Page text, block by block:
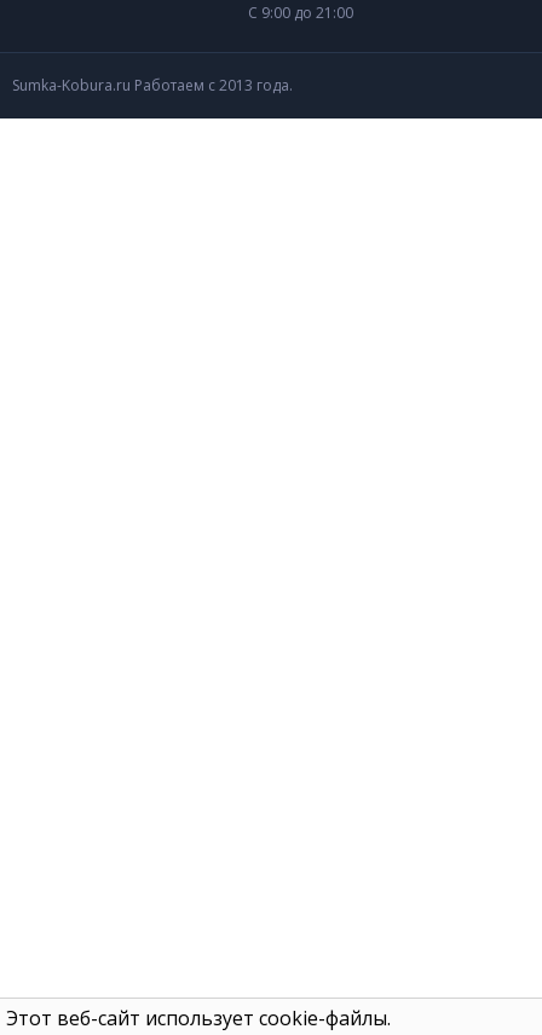
Этот веб-сайт использует cookie-файлы.
С 9:00 до 21:00
Sumka-Kobura.ru Работаем с 2013 года.